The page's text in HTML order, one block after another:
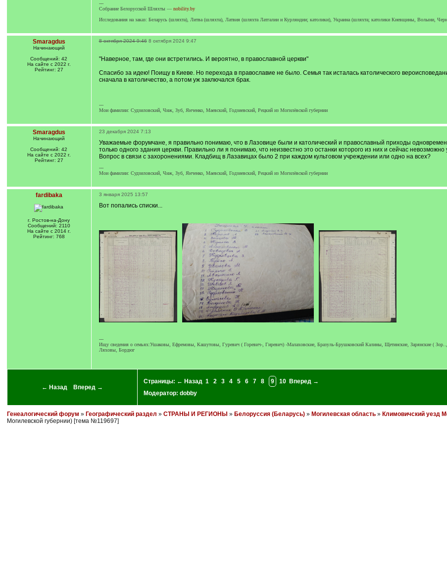
---
Собрание Белорусской Шляхты — nobility.by
Исследования на заказ: Беларусь (шляхта), Литва (шляхта), Латвия (шляхта Латгалии и Курляндии; католики), Украина (шляхта; католики Киевщины, Волыни,
Smaragdus
Начинающий
Сообщений: 42
На сайте с 2022 г.
Рейтинг: 27
8 октября 2024 9:46 8 октября 2024 9:47
"Наверное, там, где они встретились. И вероятно, в православной церкви"
Спасибо за идею! Поищу в Киеве. Но перехода в православие не было. Семья так исталась католического
сначала в католичество, а потом уж заключался брак.
---
Мои фамилии: Судзиловский, Чиж, Зуб, Янченко, Маевский, Годзиевский, Рецкий из Могилёвской губернии
Smaragdus
Начинающий
Сообщений: 42
На сайте с 2022 г.
Рейтинг: 27
23 декабря 2024 7:13
Уважаемые форумчане, я правильно понимаю, что в Лазовице были и католический и православный приходы
только одного здания церкви. Правильно ли я понимаю, что неизвестно это останки которого из них и сейчас невозможно
Вопрос в связи с захоронениями. Кладбищ в Лазавицах было 2 при каждом культовом учреждении или одно на всех?
---
Мои фамилии: Судзиловский, Чиж, Зуб, Янченко, Маевский, Годзиевский, Рецкий из Могилёвской губернии
fardibaka
г. Ростов-на-Дону
Сообщений: 2110
На сайте с 2014 г.
Рейтинг: 768
3 января 2025 13:57
Вот попались списки...
---
Ищу сведения о семьях:Ушаковы, Ефремовы, Кашутовы, Гуревич ( Горевич-, Гиревич) -Малаховские, Бразуль-Брушковский Калины, Щетинские, Зарянские (
Ляховы, Бордюг
← Назад Вперед →
Страницы: ← Назад 1 2 3 4 5 6 7 8 9 10
Вперед →
Модератор: dobby
Генеалогический форум » Географический раздел » СТРАНЫ И РЕГИОНЫ » Белоруссия (Беларусь)» Могилевская область» Климовичский уезд
Могилевской губернии) [тема №119697]